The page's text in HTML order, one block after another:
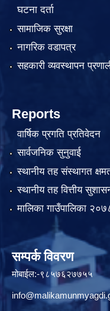
घटना दर्ता
सामाजिक सुरक्षा
नागरिक वडापत्र
सहकारी व्यवस्थापन
Reports
वार्षिक प्रगति प्रतिवेदन
सार्वजनिक सुनुवाई
स्थानीय तह संस्थागत
स्थानीय तह वित्तीय
मालिका गाउँपालिका
सम्पर्क विवरण
मोबाईल:-९८५७६२७७५५